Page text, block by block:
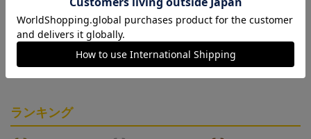
ギフト対応について
ヘルプページ
ランキング